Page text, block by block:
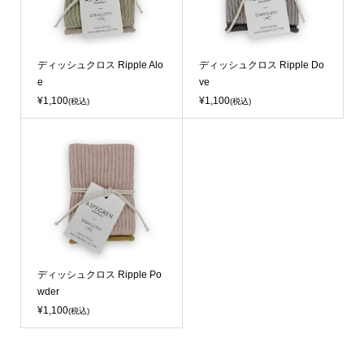
ディッシュクロス Ripple Alo
e
¥1,100(税込)
ディッシュクロス Ripple Do
ve
¥1,100(税込)
ディッシュクロス Ripple Po
wder
¥1,100(税込)